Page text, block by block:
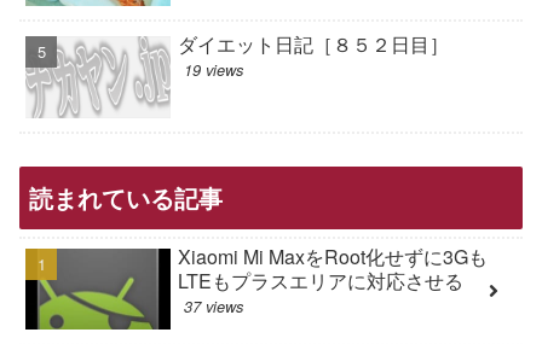
ダイエット日記［８５２日目］
19 views
読まれている記事
Xiaomi Mi MaxをRoot化せずに3Gも
LTEもプラスエリアに対応させる
37 views